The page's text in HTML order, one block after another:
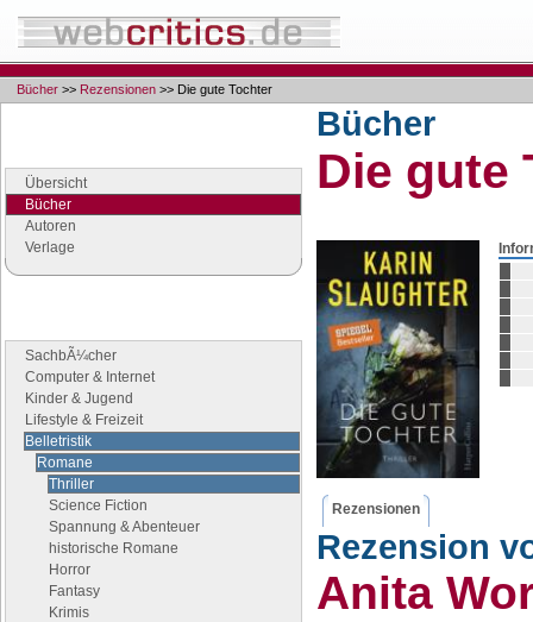
Bücher >> Rezensionen >> Die gute Tochter
Übersicht
Bücher
Autoren
Verlage
SachbÃ¼cher
Computer & Internet
Kinder & Jugend
Lifestyle & Freizeit
Belletristik
Romane
Thriller
Science Fiction
Spannung & Abenteuer
historische Romane
Horror
Fantasy
Krimis
Bücher
Die gute
Rezensionen
Rezension
Anita